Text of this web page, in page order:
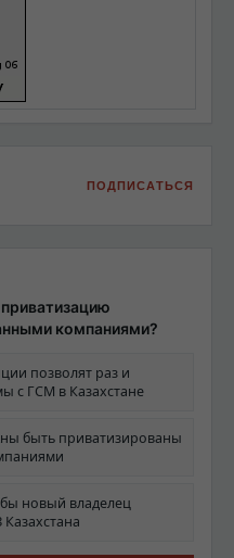
ПОДПИСАТЬСЯ
компаниями?
позволят раз и
с ГСМ в Казахстане
быть приватизированы
новый владелец